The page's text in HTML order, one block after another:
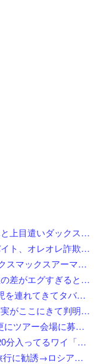
【動画】しっぽ振られて困るママさんと上目遣いダックス（ノ∇`）
【衝撃】反社さん「ウチのシマで闇バイト、オレオレ詐欺、強盗する奴らぶっ○す」←これw w w w w w w
【ロックマンX】ハイヤトイズ「エックスマックスアーマー」アクションフィギュア 試作公開【近日予約開始】
【衝撃】大谷翔平とイチロー、人間性の差がエグすぎると話題に←お前らコレ見てどう思う？？？？？？
社内デキ婚先輩、職場の忘年会で2歳児を連れてきてタバコスパスパ酒ゴクゴクで親の自覚ゼロｗｗ挙句の果てに突き飛ばして頭を打たせ「久々の外食でゆっくりしたいんだよ！」にドン引き
【緊急】俺たちの水原一平、衝撃の事実がここにきて判明！！一発逆転へ！！←これw w w w w w w w w
亀梨和也さん、熊本に1000万円寄付 更にツアー会場に募金箱設置
【悲報】1週間ぶりの風呂でサウナに20分入ってるワイ「んふぅ…全身の毛穴からくっさい汗ドバドバ出てるぅ…」←これw w w w w w w
ロシア、ガチでクズだった… 黒人を旅行に勧誘→ロシア語で契約書にサインさせられる→前線で大量戦死